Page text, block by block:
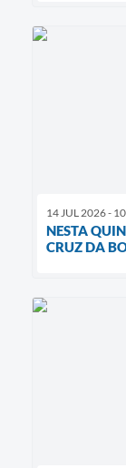
14 JUL 2026 -
NESTA
CRUZ DA